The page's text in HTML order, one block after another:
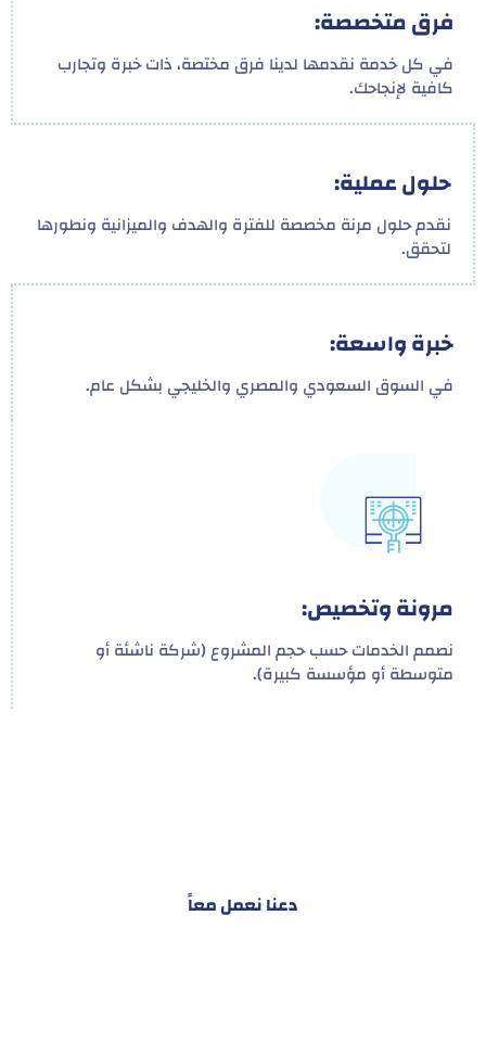
فرق متخصصة:
في كل خدمة نقدمها لدينا فرق مختصة، ذات خبرة وتجارب
كافية لإنجاحك.
حلول عملية:
نقدم حلول مرنة مخصصة للفترة والهدف والميزانية ونطورها
لتحقق.
خبرة واسعة:
في السوق السعودي والمصري والخليجي بشكل عام.
مرونة وتخصيص:
نصمم الخدمات حسب حجم المشروع (شركة ناشئة أو
متوسطة أو مؤسسة كبيرة).
دعنا نعمل معاً